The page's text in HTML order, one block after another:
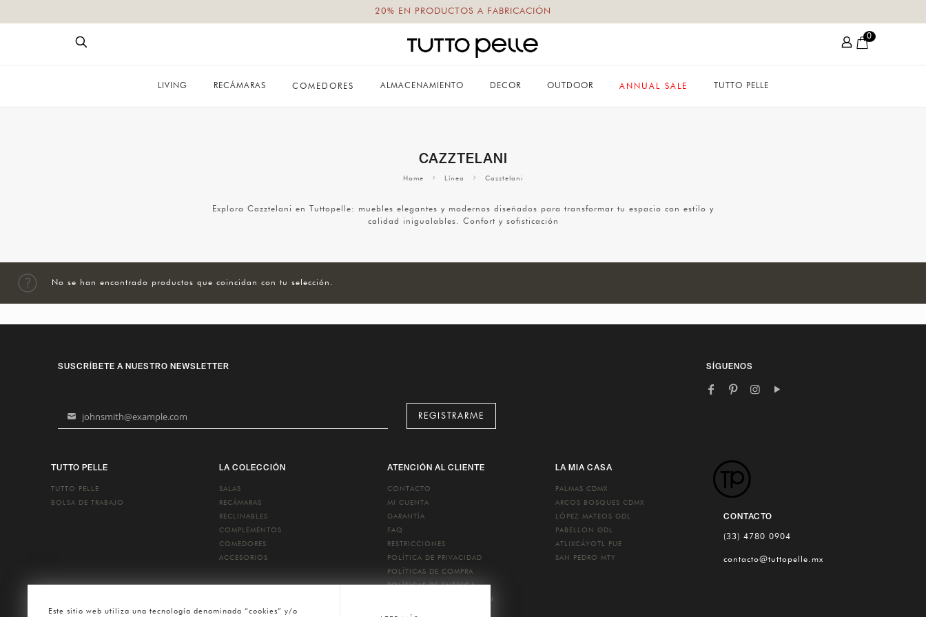
20% EN PRODUCTOS A FABRICACIÓN
0
LIVING RECÁMARAS COMEDORES ALMACENAMIENTO DECOR OUTDOOR ANNUAL SALE TUTTO PELLE
CAZZTELANI
Home Línea Cazztelani
Explora Cazztelani en Tuttopelle: muebles elegantes y modernos diseñados para transformar tu espacio con estilo y
calidad inigualables. Confort y sofisticación
No se han encontrado productos que coincidan con tu selección.
SUSCRÍBETE A NUESTRO NEWSLETTER
Your
johnsmith@example.com REGISTRARME
SÍGUENOS
TUTTO PELLE
TUTTO PELLE
BOLSA DE TRABAJO
LA COLECCIÓN
SALAS
RECÁMARAS
RECLINABLES
COMPLEMENTOS
COMEDORES
ACCESORIOS
ATENCIÓN AL CLIENTE
CONTACTO
MI CUENTA
GARANTÍA
FAQ
RESTRICCIONES
POLÍTICA DE PRIVACIDAD
POLÍTICAS DE COMPRA
POLÍTICAS DE ENTREGA
POLÍTICAS DE DEVOLUCIÓN
LA MIA CASA
PALMAS CDMX
ARCOS BOSQUES CDMX
LÓPEZ MATEOS GDL
PABELLON GDL
ATLIXCÁYOTL
PUE
SAN PEDRO MTY
CONTACTO
(33) 4780 0904
contacto@tuttopelle.mx
Este sitio web utiliza una tecnología denominada “cookies” y/o